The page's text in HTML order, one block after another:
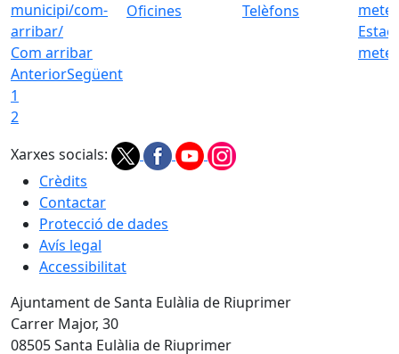
Com arribar
Oficines
Telèfons
AnteriorSegüent
1
2
Xarxes socials:
Crèdits
Contactar
Protecció de dades
Avís legal
Accessibilitat
Ajuntament de Santa Eulàlia de Riuprimer
Carrer Major, 30
08505 Santa Eulàlia de Riuprimer